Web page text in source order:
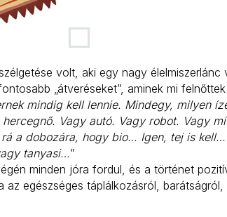
volt, aki egy nagy élelmiszerlánc
„átveréseket”, aminek mi
mindig kell lennie. Mindegy, milyen
Vagy autó. Vagy robot. Vagy
a dobozára, hogy bio… Igen, tej is
tanyasi…”
minden jóra fordul, és a történet
az egészséges táplálkozásról,